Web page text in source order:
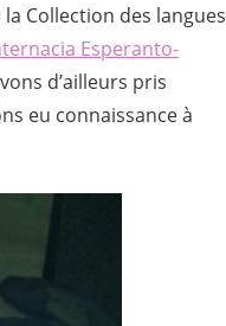
Collection des langues
Esperanto-
d’ailleurs pris
eu connaissance à